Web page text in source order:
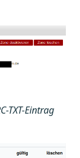
TXT-Eintrag